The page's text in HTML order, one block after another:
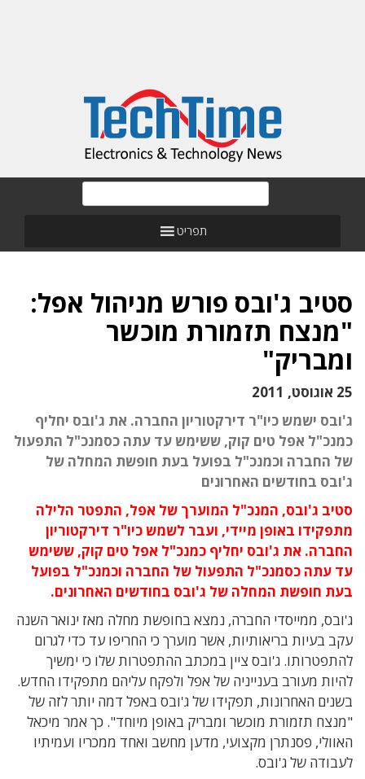
תפריט
סטיב ג'ובס פורש מניהול אפל:
"מנצח תזמורת מוכשר
ומבריק"
25 אוגוסט, 2011
ג'ובס ישמש כיו"ר דירקטוריון החברה. את ג'ובס יחליף
כמנכ"ל אפל טים קוק, ששימש עד עתה כסמנכ"ל התפעול
של החברה וכמנכ"ל בפועל בעת חופשת המחלה של
ג'ובס בחודשים האחרונים
סטיב ג'ובס, המנכ"ל המוערך של אפל, התפטר הלילה
מתפקידו באופן מיידי, ועבר לשמש כיו"ר דירקטוריון
החברה. את ג'ובס יחליף כמנכ"ל אפל טים קוק, ששימש
עד עתה כסמנכ"ל התפעול של החברה וכמנכ"ל בפועל
בעת חופשת המחלה של ג'ובס בחודשים האחרונים.
ג'ובס, ממייסדי החברה, נמצא בחופשת מחלה מאז ינואר השנה
עקב בעיות בריאותיות, אשר מוערך כי החריפו עד כדי לגרום
להתפטרותו. ג'ובס ציין במכתב ההתפטרות שלו כי ימשיך
להיות מעורב בענייניה של אפל ולפקח עליהם מתפקידו החדש.
בשנים האחרונות, תפקידו של ג'ובס באפל דמה יותר לזה של
"מנצח תזמורת מוכשר ומבריק באופן מיוחד". כך אמר מיכאל
האוולי, פסנתרן מקצועי, מדען מחשב ואחד ממכריו ועמיתיו
לעבודה של ג'ובס.